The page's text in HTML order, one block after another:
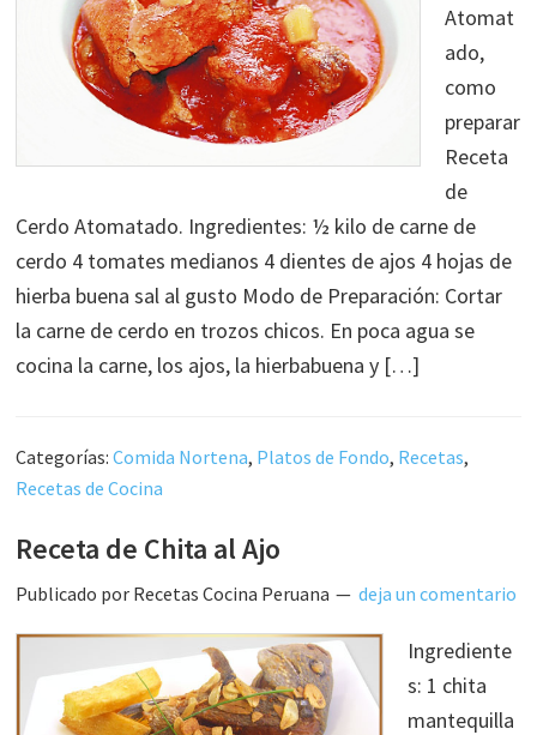
Atomat
ado,
como
preparar
Receta
de
Cerdo Atomatado. Ingredientes: ½ kilo de carne de
cerdo 4 tomates medianos 4 dientes de ajos 4 hojas de
hierba buena sal al gusto Modo de Preparación: Cortar
la carne de cerdo en trozos chicos. En poca agua se
cocina la carne, los ajos, la hierbabuena y […]
Categorías:Comida Nortena, Platos de Fondo, Recetas,
Recetas de Cocina
Receta de Chita al Ajo
Publicado por Recetas Cocina Peruana deja un comentario
Ingrediente
s: 1 chita
mantequilla